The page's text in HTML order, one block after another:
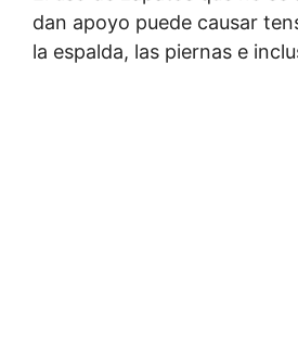
dan apoyo puede causar
la espalda, las piernas e